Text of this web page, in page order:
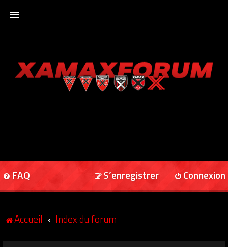
XAMAXFORUM
FAQ Connexion
S’enregistrer
Accueil Index du forum